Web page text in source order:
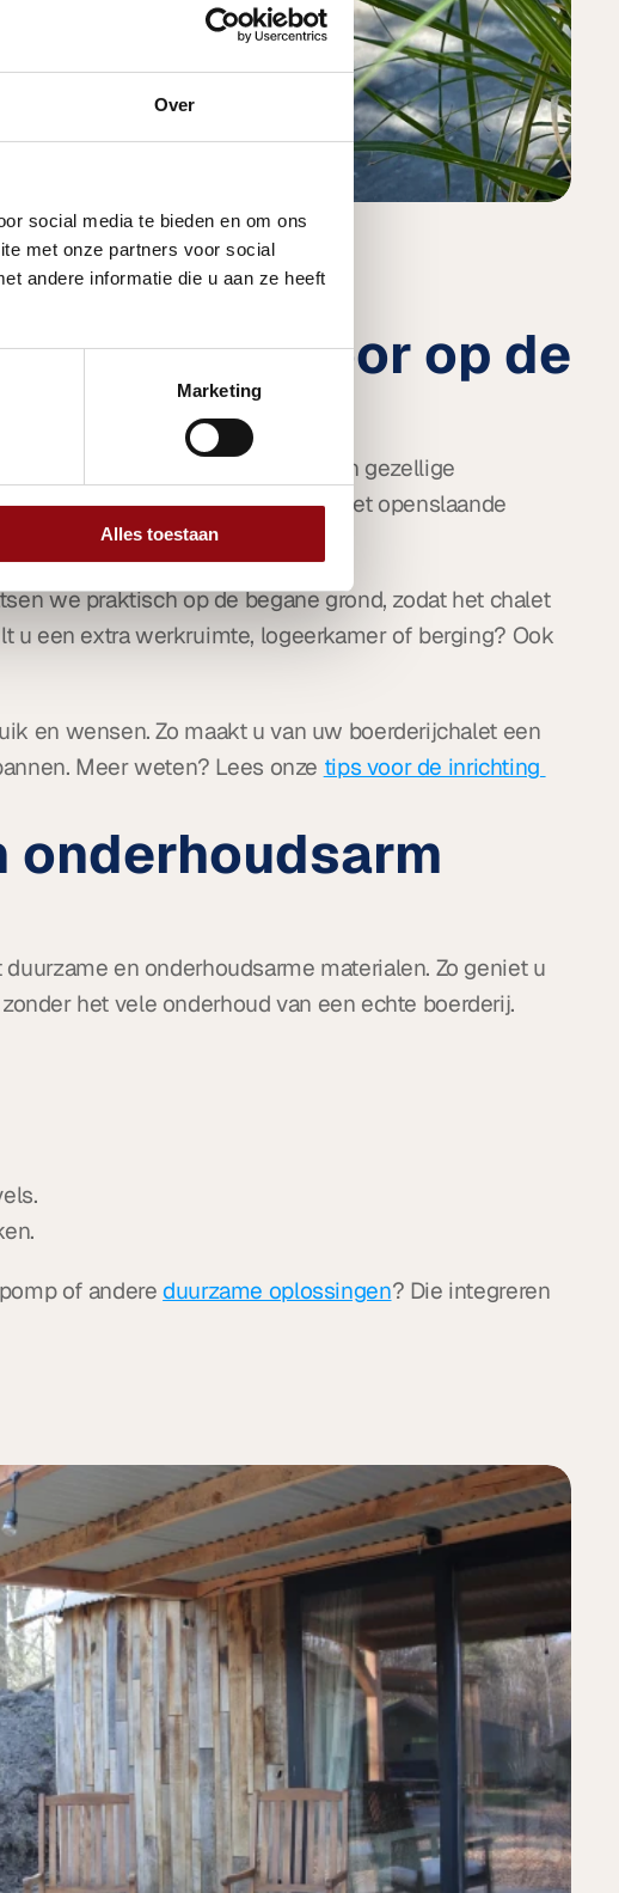
Over
social media te bieden en om ons
met onze partners voor social
andere informatie die u aan ze heeft
Marketing
Alles toestaan
chalet voor op de
is flexibel. U kunt kiezen voor een gezellige
Of voor een ruime woonkamer met openslaande
we praktisch op de begane grond, zodat het chalet
u een extra werkruimte, logeerkamer of berging? Ook
en wensen. Zo maakt u van uw boerderijchalet een
Meer weten? Lees onze tips voor de inrichting
onderhoudsarm
en onderhoudsarme materialen. Zo geniet u
het vele onderhoud van een echte boerderij.
of andere duurzame oplossingen? Die integreren